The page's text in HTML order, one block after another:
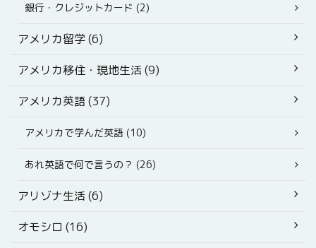
銀行・クレジットカード (2)
アメリカ留学 (6)
アメリカ移住・現地生活 (9)
アメリカ英語 (37)
アメリカで学んだ英語 (10)
あれ英語で何で言うの？ (26)
アリゾナ生活 (6)
オモシロ (16)